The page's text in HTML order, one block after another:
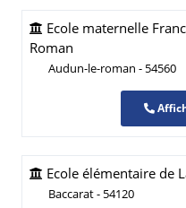
Ecole maternelle
Roman
Audun-le-roman - 54560
Ecole élémentaire de
Baccarat - 54120